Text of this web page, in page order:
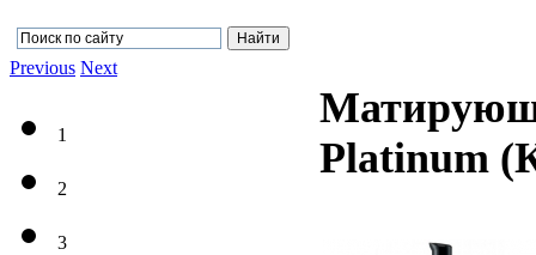
Platinum
Previous Next
1
2
3